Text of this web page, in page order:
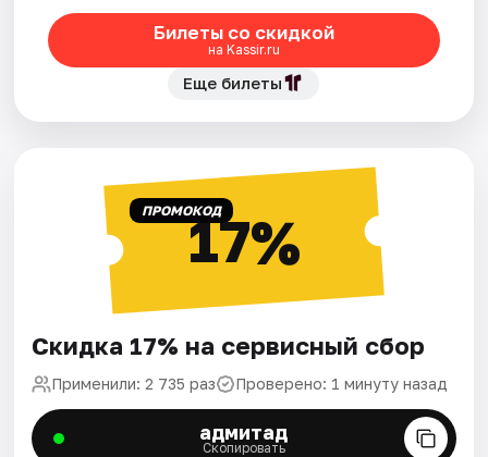
Билеты со скидкой
на Kassir.ru
Еще билеты
ПРОМОКОД17%
Скидка 17% на сервисный сбор
Применили: 2 735 раз Проверено: 1 минуту назад
адмитад
Скопировать